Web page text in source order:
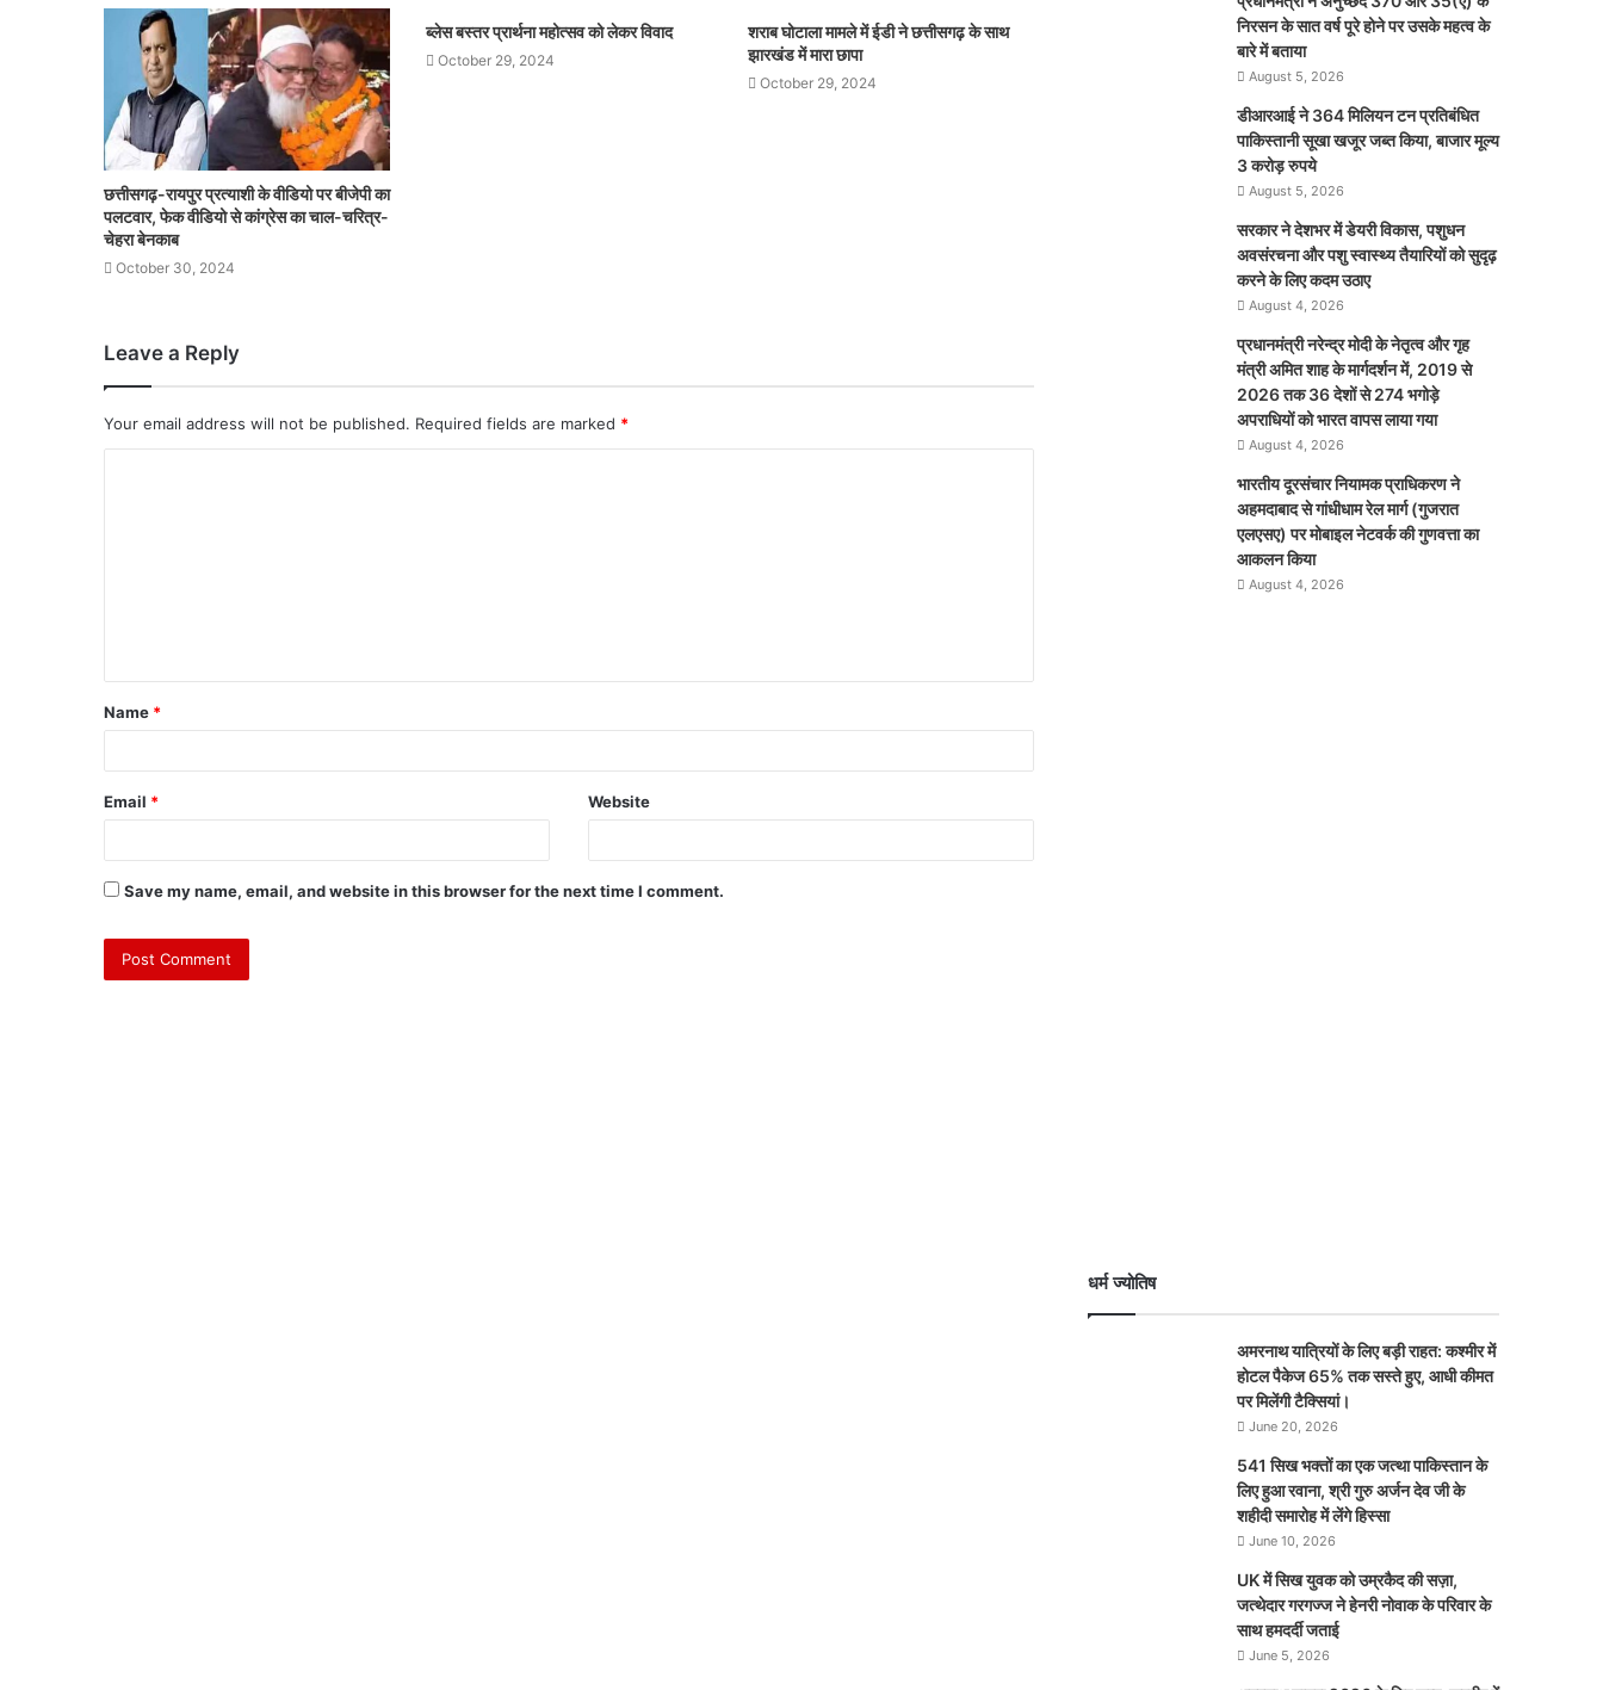
छत्तीसगढ़-रायपुर प्रत्याशी के वीडियो पर बीजेपी का
पलटवार, फेक वीडियो से कांग्रेस का चाल-चरित्र-
चेहरा बेनकाब
October 30, 2024
ब्लेस बस्तर प्रार्थना महोत्सव को लेकर विवाद
October 29, 2024
शराब घोटाला मामले में ईडी ने छत्तीसगढ़ के साथ
झारखंड में मारा छापा
October 29, 2024
Leave a Reply
Your email address will not be published. Required fields are marked *
Name *
Email * Website
Save my name, email, and website in this browser for the next time I comment.
निरसन के सात वर्ष पूरे होने पर उसके महत्व के
बारे में बताया
August 5, 2026
डीआरआई ने 364 मिलियन टन प्रतिबंधित
पाकिस्तानी सूखा खजूर जब्त किया, बाजार मूल्य
3 करोड़ रुपये
August 5, 2026
सरकार ने देशभर में डेयरी विकास, पशुधन
अवसंरचना और पशु स्वास्थ्य तैयारियों को सुदृढ़
करने के लिए कदम उठाए
August 4, 2026
प्रधानमंत्री नरेन्द्र मोदी के नेतृत्व और गृह
मंत्री अमित शाह के मार्गदर्शन में, 2019 से
2026 तक 36 देशों से 274 भगोड़े
अपराधियों को भारत वापस लाया गया
August 4, 2026
भारतीय दूरसंचार नियामक प्राधिकरण ने
अहमदाबाद से गांधीधाम रेल मार्ग (गुजरात
एलएसए) पर मोबाइल नेटवर्क की गुणवत्ता का
आकलन किया
August 4, 2026
धर्म ज्योतिष
अमरनाथ यात्रियों के लिए बड़ी राहत: कश्मीर में
होटल पैकेज 65% तक सस्ते हुए, आधी कीमत
पर मिलेंगी टैक्सियां।
June 20, 2026
541 सिख भक्तों का एक जत्था पाकिस्तान के
लिए हुआ रवाना, श्री गुरु अर्जन देव जी के
शहीदी समारोह में लेंगे हिस्सा
June 10, 2026
UK में सिख युवक को उम्रकैद की सज़ा,
जत्थेदार गरगज्ज ने हेनरी नोवाक के परिवार के
साथ हमदर्दी जताई
June 5, 2026